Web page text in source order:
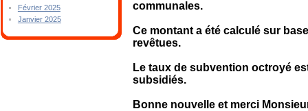
Février 2025
Janvier 2025
communales.
Ce montant a été calculé sur
revêtues.
Le taux de subvention octroyé
subsidiés.
Bonne nouvelle et merci